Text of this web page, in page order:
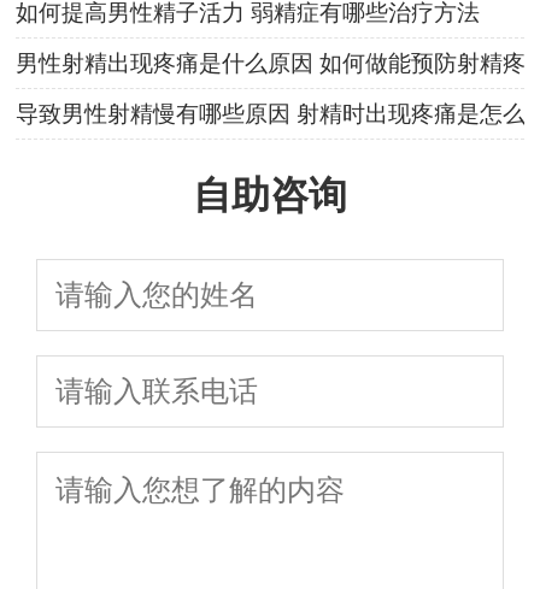
如何提高男性精子活力 弱精症有哪些治疗方法
男性射精出现疼痛是什么原因 如何做能预防射精疼
导致男性射精慢有哪些原因 射精时出现疼痛是怎么
自助咨询